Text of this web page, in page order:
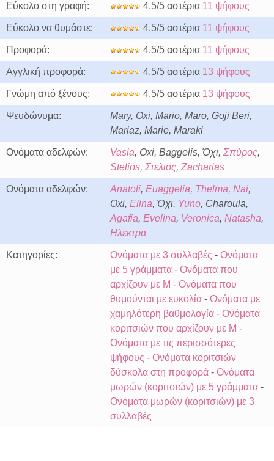
Εύκολο στη γραφή: 4.5/5 αστέρια 11 ψήφους
Εύκολο να θυμάστε: 4.5/5 αστέρια 11 ψήφους
Προφορά: 4.5/5 αστέρια 11 ψήφους
Αγγλική προφορά: 4.5/5 αστέρια 13 ψήφους
Γνώμη από ξένους: 4.5/5 αστέρια 13 ψήφους
Ψευδώνυμα:
Mary, Oxi, Mario, Maro, Goji Beri,
Mariaz, Marie, Maraki
Ονόματα αδελφών: Vasia, Oxi, Baggelis, Όχι, Σπύρος,
Stelios, Στελιος, Zacharias
Ονόματα αδελφών: Anatoli, Euaggelia, Thelma, Nai,
Oxi, Elina, Όχι, Yuno, Charoula,
Agafia, Evelina, Veronica, Natasha,
Ηλεκτρα
Κατηγορίες: Ονόματα με 3 συλλαβές - Ονόματα
με 5 γράμματα - Ονόματα που
αρχίζουν με M - Ονόματα που
θυμούνται με ευκολία - Ονόματα με
χαμηλότερη βαθμολογία - Ονόματα
κοριτσιών που αρχίζουν με M -
Ονόματα με τις περισσότερες
ψήφους - Ονόματα κοριτσιών
δύσκολα στη προφορά - Ονόματα
μωρών (κοριτσιών) με 5 γράμματα -
Ονόματα μωρών (κοριτσιών) με 3
συλλαβές